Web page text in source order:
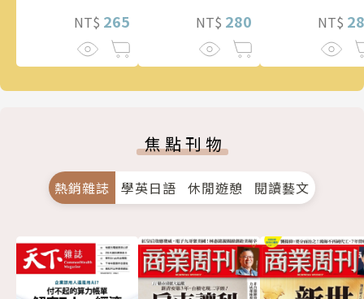
NT$ 265 NT$ 280 NT$
焦點刊物
熱銷雜誌 學英日語 休閒遊憩 閱讀藝文